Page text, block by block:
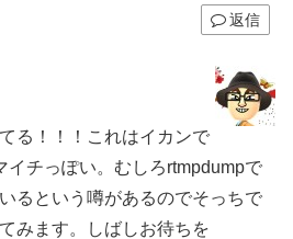
返信
る！！！これはイカンで
イチっぽい。むしろrtmpdumpで
るという噂があるのでそっちで
みます。しばしお待ちを